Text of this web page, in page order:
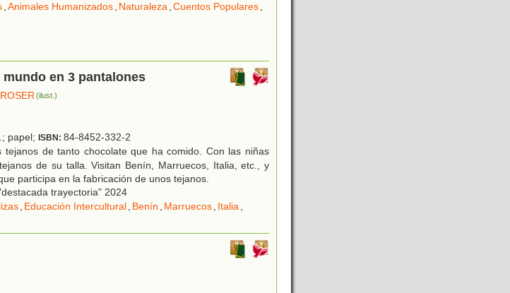
,Animales Humanizados, Naturaleza,Cuentos Populares,
en 3 pantalones
(ilust.)
papel; ISBN: 84-8452-332-2
tejanos de tanto chocolate que ha comido. Con las niñas
de su talla. Visitan Benín, Marruecos, Italia, etc., y
participa en la fabricación de unos tejanos.
trayectoria" 2024
Educación Intercultural Benín Marruecos Italia